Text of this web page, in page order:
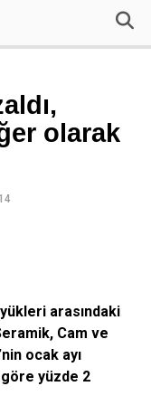
olarak
arasındaki
Cam ve
ocak ayı
göre yüzde 2